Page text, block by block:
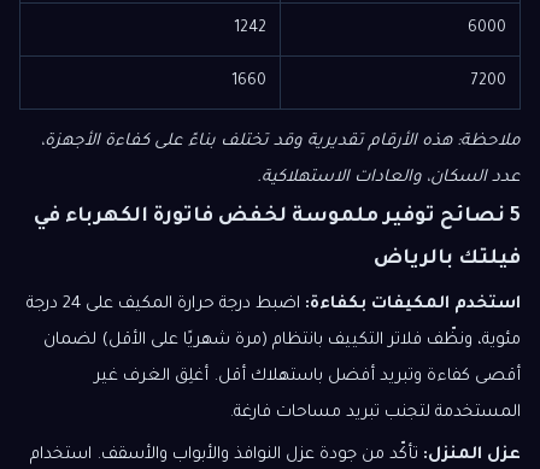
6000
1242
7200
1660
ملاحظة: هذه الأرقام تقديرية وقد تختلف بناءً على كفاءة الأجهزة،
عدد السكان، والعادات الاستهلاكية.
5 نصائح توفير ملموسة لخفض فاتورة الكهرباء في
فيلتك بالرياض
استخدم المكيفات بكفاءة:
اضبط درجة حرارة المكيف على 24 درجة
مئوية، ونظّف فلاتر التكييف بانتظام (مرة شهريًا على الأقل) لضمان
أقصى كفاءة وتبريد أفضل باستهلاك أقل. أغلِق الغرف غير
المستخدمة لتجنب تبريد مساحات فارغة.
عزل المنزل: تأكّد من جودة عزل النوافذ والأبواب والأسقف. استخدام